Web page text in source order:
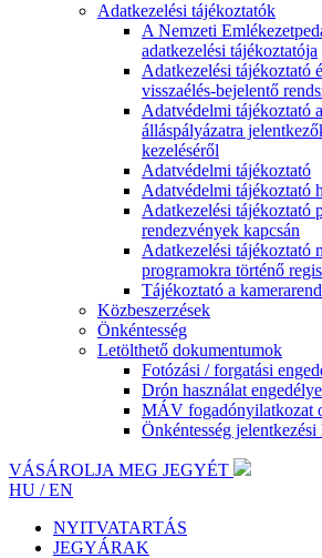
Adatkezelési tájékoztatók
A Nemzeti
adatkezelési tájékoztatója
Adatkezelési tájékoztató
visszaélés-bejelentő
Adatvédelmi tájékoztató
álláspályázatra
kezeléséről
Adatvédelmi tájékoztató
Adatvédelmi tájékoztató
Adatkezelési tájékoztató
rendezvények kapcsán
Adatkezelési tájékoztató
programokra történő
Tájékoztató a
Közbeszerzések
Önkéntesség
Letölthető dokumentumok
Fotózási / forgatási
Drón használat
MÁV fogadónyilatkozat
Önkéntesség jelentkezési
VÁSÁROLJA MEG JEGYÉT
HU /EN
NYITVATARTÁS
JEGYÁRAK